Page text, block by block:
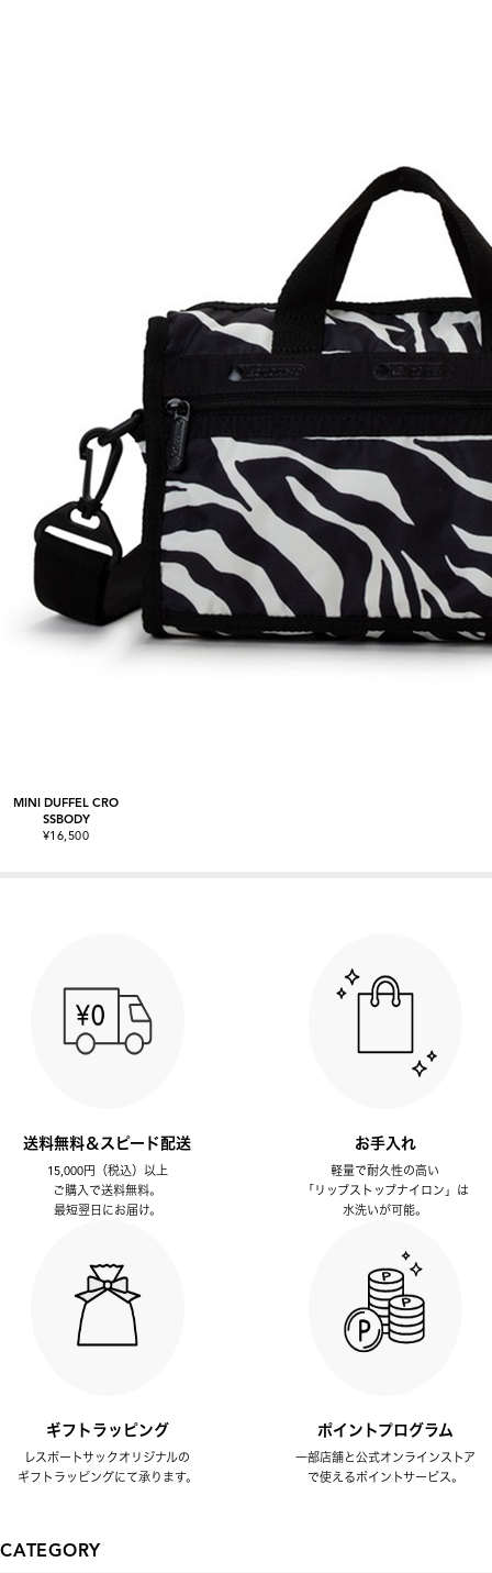
MINI DUFFEL CRO
SSBODY
¥16,500
送料無料＆スピード配送
15,000円（税込）以上
ご購入で送料無料。
最短翌日にお届け。
お手入れ
軽量で耐久性の高い
「リップストップナイロン」は
水洗いが可能。
ギフトラッピング
レスポートサックオリジナルの
ギフトラッピングにて承ります。
ポイントプログラム
一部店舗と公式オンラインストア
で使えるポイントサービス。
CATEGORY